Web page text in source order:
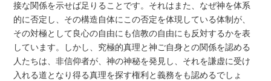
接な関係を示せば足りることです。それはまた、なぜ神を体系
的に否定し、その構造自体にこの否定を体現している体制が、
その対極として良心の自由にも信教の自由にも反対するかを表
しています。しかし、究極的真理と神ご自身との関係を認める
人たちは、非信仰者が、神の神秘を発見し、それを謙虚に受け
入れる道となり得る真理を探す権利と義務をも認めるでしょ